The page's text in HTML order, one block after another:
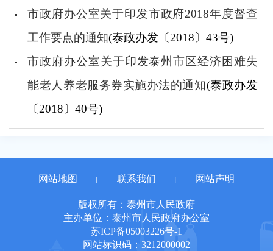
市政府办公室关于印发市政府2018年度督查
工作要点的通知(泰政办发〔2018〕43号)
市政府办公室关于印发泰州市区经济困难失
能老人养老服务券实施办法的通知(泰政办发
〔2018〕40号)
网站地图 联系我们 网站声明
版权所有：泰州市人民政府
主办单位：泰州市人民政府办公室
苏ICP备05003226号-1
网站标识码：3212000002